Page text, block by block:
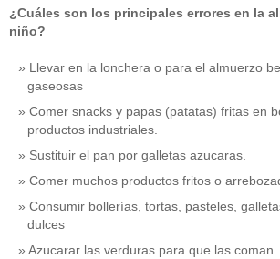
¿Cuáles son los principales errores en la
niño?
Llevar en la lonchera o para el almuerzo
gaseosas
Comer snacks y papas (patatas) fritas en
productos industriales.
Sustituir el pan por galletas azucaras.
Comer muchos productos fritos o
Consumir bollerías, tortas, pasteles,
dulces
Azucarar las verduras para que las coman